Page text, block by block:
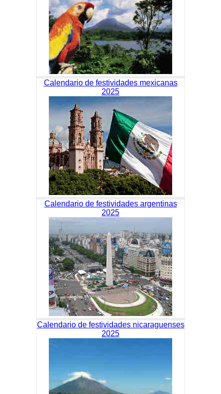
Calendario de festividades mexicanas
2025
Calendario de festividades argentinas
2025
Calendario de festividades nicaraguenses
2025